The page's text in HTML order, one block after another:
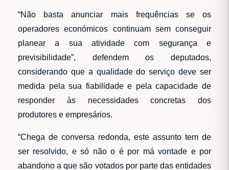
“Não basta anunciar mais frequências se os
operadores económicos continuam sem conseguir
planear a sua atividade com segurança e
previsibilidade”, defendem os deputados,
considerando que a qualidade do serviço deve ser
medida pela sua fiabilidade e pela capacidade de
responder às necessidades concretas dos
produtores e empresários.
“Chega de conversa redonda, este assunto tem de
ser resolvido, e só não o é por má vontade e por
abandono a que são votados por parte das entidades